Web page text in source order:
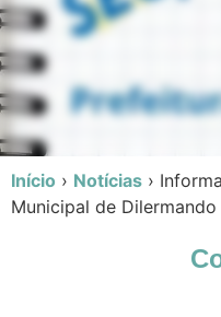
Início › Notícias ›
Municipal de Dilermando